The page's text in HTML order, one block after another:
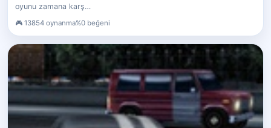
oyunu zamana karş…
13854 oynanma%0 beğeni